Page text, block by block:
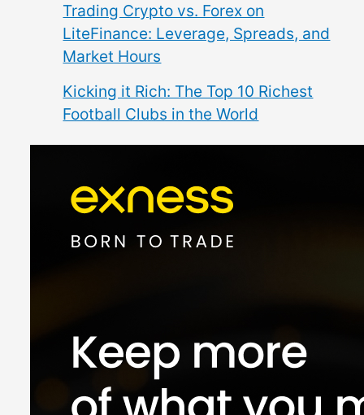
Trading Crypto vs. Forex on
LiteFinance: Leverage, Spreads, and
Market Hours
Kicking it Rich: The Top 10 Richest
Football Clubs in the World